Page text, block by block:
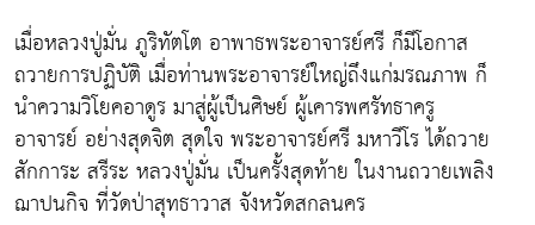
เมื่อหลวงปู่มั่น ภูริทัตโต อาพาธพระอาจารย์ศรี ก็มีโอกาส
ถวายการปฏิบัติ เมื่อท่านพระอาจารย์ใหญ่ถึงแก่มรณภาพ ก็
นำความวิโยคอาดูร มาสู่ผู้เป็นศิษย์ ผู้เคารพศรัทธาครู
อาจารย์ อย่างสุดจิต สุดใจ พระอาจารย์ศรี มหาวีโร ได้ถวาย
สักการะ สรีระ หลวงปู่มั่น เป็นครั้งสุดท้าย ในงานถวายเพลิง
ฌาปนกิจ ที่วัดป่าสุทธาวาส จังหวัดสกลนคร